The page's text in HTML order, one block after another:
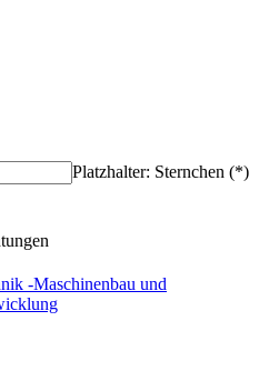
Platzhalter: Sternchen (*)
-Maschinenbau und